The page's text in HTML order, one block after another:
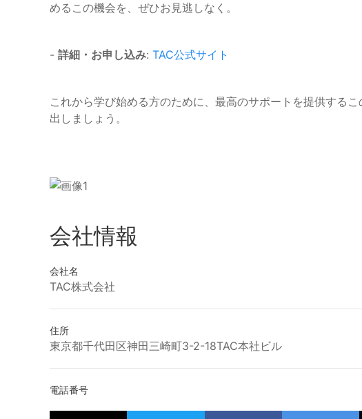
めるこの機会を、ぜひお見逃しなく。
- 詳細・お申し込み: TAC公式サイト
これから学び始める方のために、最高のサポートを提供する
出しましょう。
会社情報
会社名
TAC株式会社
住所
東京都千代田区神田三崎町3-2-18TAC本社ビル
電話番号